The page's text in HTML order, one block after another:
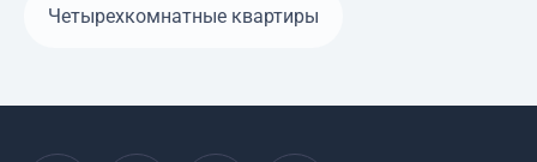
Четырехкомнатные квартиры